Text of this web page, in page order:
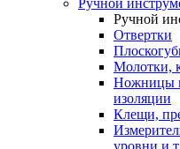
Ручной
Ручной
Отвертки
Молотки,
Ножницы
изоляции
Клещи,
уровни и